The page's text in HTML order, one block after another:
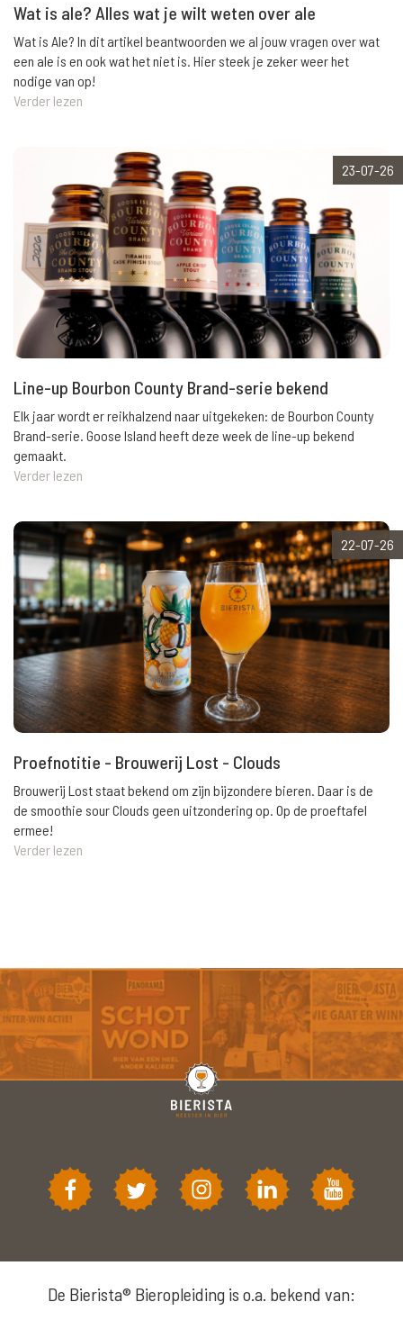
Wat is ale? Alles wat je wilt weten over ale
Wat is Ale? In dit artikel beantwoorden we al jouw vragen over wat
een ale is en ook wat het niet is. Hier steek je zeker weer het
nodige van op!
Verder lezen
23-07-26
Line-up Bourbon County Brand-serie bekend
Elk jaar wordt er reikhalzend naar uitgekeken: de Bourbon County
Brand-serie. Goose Island heeft deze week de line-up bekend
gemaakt.
Verder lezen
22-07-26
Proefnotitie - Brouwerij Lost - Clouds
Brouwerij Lost staat bekend om zijn bijzondere bieren. Daar is de
de smoothie sour Clouds geen uitzondering op. Op de proeftafel
ermee!
Verder lezen
De Bierista® Bieropleiding is o.a. bekend van: